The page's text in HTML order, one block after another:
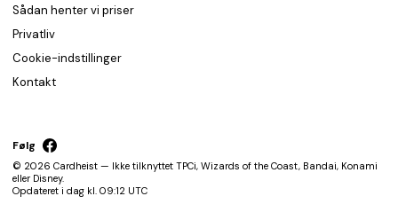
Sådan henter vi priser
Privatliv
Cookie-indstillinger
Kontakt
Følg
© 2026 Cardheist — Ikke tilknyttet TPCi, Wizards of the Coast, Bandai, Konami
eller Disney.
Opdateret i dag kl. 09:12 UTC